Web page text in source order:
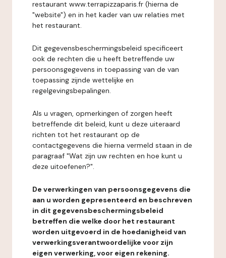
restaurant www.terrapizzaparis.fr (hierna de
"website") en in het kader van uw relaties met
het restaurant.
Dit gegevensbeschermingsbeleid specificeert
ook de rechten die u heeft betreffende uw
persoonsgegevens in toepassing van de van
toepassing zijnde wettelijke en
regelgevingsbepalingen.
Als u vragen, opmerkingen of zorgen heeft
betreffende dit beleid, kunt u deze uiteraard
richten tot het restaurant op de
contactgegevens die hierna vermeld staan in de
paragraaf "Wat zijn uw rechten en hoe kunt u
deze uitoefenen?".
De verwerkingen van persoonsgegevens die
aan u worden gepresenteerd en beschreven
in dit gegevensbeschermingsbeleid
betreffen die welke door het restaurant
worden uitgevoerd in de hoedanigheid van
verwerkingsverantwoordelijke voor zijn
eigen verwerking, voor eigen rekening.